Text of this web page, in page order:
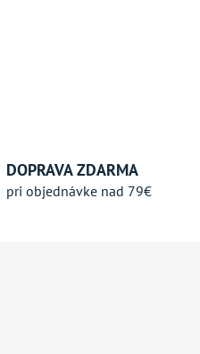
DOPRAVA ZDARMA
pri objednávke nad 79€